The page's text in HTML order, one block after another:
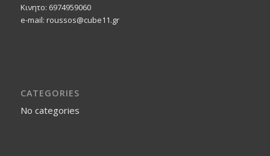
Κινητο: 6974959060
e-mail: roussos@cube11.gr
CATEGORIES
No categories